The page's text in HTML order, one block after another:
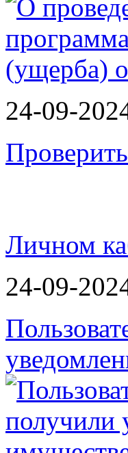
24-09-
Личном
24-09-